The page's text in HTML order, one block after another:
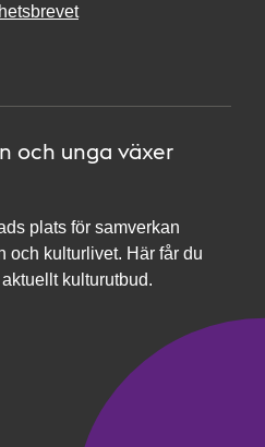
och unga växer
plats för samverkan
och kulturlivet. Här får du
kulturutbud.